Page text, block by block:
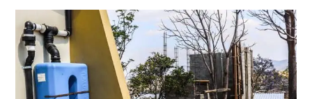
Biblioteca SIKANDA
Contacto